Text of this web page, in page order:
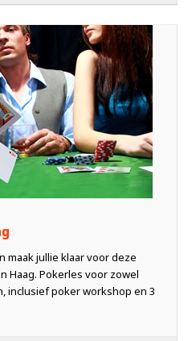
maak jullie klaar voor deze
Haag. Pokerles voor zowel
inclusief poker workshop en 3